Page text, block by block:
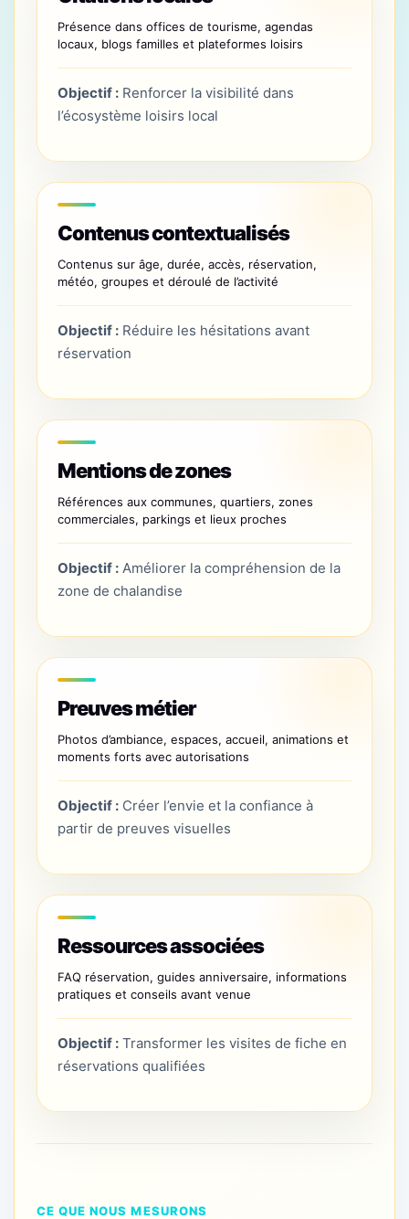
Présence dans offices de tourisme, agendas
locaux, blogs familles et plateformes loisirs
Objectif : Renforcer la visibilité dans
l’écosystème loisirs local
Contenus contextualisés
Contenus sur âge, durée, accès, réservation,
météo, groupes et déroulé de l’activité
Objectif : Réduire les hésitations avant
réservation
Mentions de zones
Références aux communes, quartiers, zones
commerciales, parkings et lieux proches
Objectif : Améliorer la compréhension de la
zone de chalandise
Preuves métier
Photos d’ambiance, espaces, accueil, animations et
moments forts avec autorisations
Objectif : Créer l’envie et la confiance à
partir de preuves visuelles
Ressources associées
FAQ réservation, guides anniversaire, informations
pratiques et conseils avant venue
Objectif : Transformer les visites de fiche en
réservations qualifiées
CE QUE NOUS MESURONS